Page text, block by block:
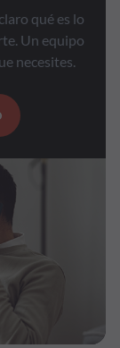
qué es lo
Un equipo
necesites.